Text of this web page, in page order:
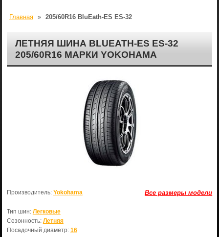
Главная » 205/60R16 BluEath-ES ЕS-32
ЛЕТНЯЯ ШИНА BLUEATH-ES ЕS-32
205/60R16 МАРКИ YOKOHAMA
Все размеры модели
Производитель: Yokohama
Тип шин: Легковые
Сезонность: Летняя
Посадочный диаметр: 16